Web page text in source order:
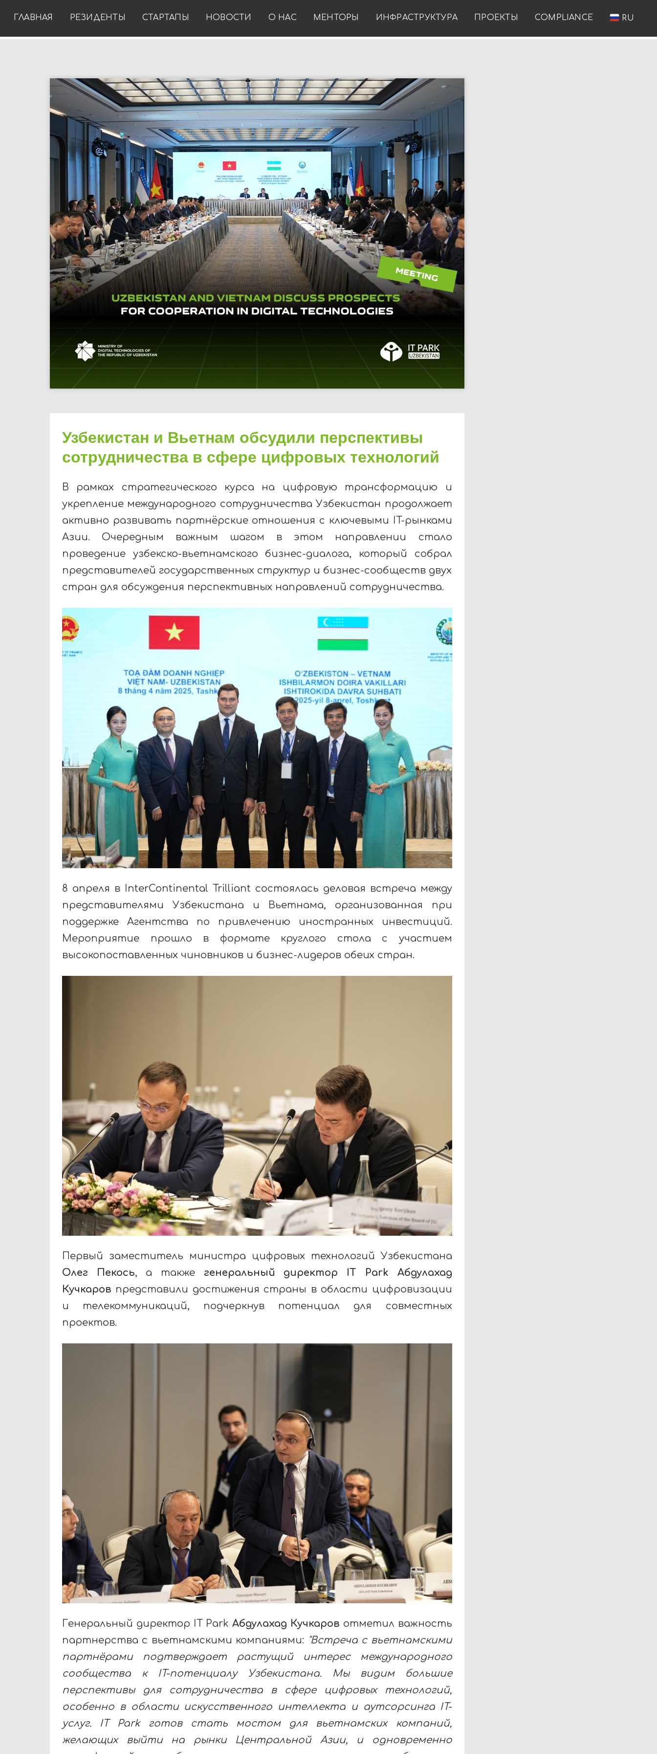
ГЛАВНАЯ РЕЗИДЕНТЫ СТАРТАПЫ НОВОСТИ О НАС МЕНТОРЫ ИНФРАСТРУКТУРА ПРОЕКТЫ COMPLIANCE RU
Узбекистан и Вьетнам обсудили перспективы
сотрудничества в сфере цифровых технологий
В рамках стратегического курса на цифровую трансформацию и
укрепление международного сотрудничества Узбекистан продолжает
активно развивать партнёрские отношения с ключевыми IT-рынками
Азии. Очередным важным шагом в этом направлении стало
проведение узбекско-вьетнамского бизнес-диалога, который собрал
представителей государственных структур и бизнес-сообществ двух
стран для обсуждения перспективных направлений сотрудничества.
8 апреля в InterContinental Trilliant состоялась деловая встреча между
представителями Узбекистана и Вьетнама, организованная при
поддержке Агентства по привлечению иностранных инвестиций.
Мероприятие прошло в формате круглого стола с участием
высокопоставленных чиновников и бизнес-лидеров обеих стран.
Первый заместитель министра цифровых технологий Узбекистана
Олег Пекось, а также генеральный директор IT Park Абдулахад
Кучкаров представили достижения страны в области цифровизации
и телекоммуникаций, подчеркнув потенциал для совместных
проектов.
Генеральный директор IT ParkАбдулахад Кучкаров отметил важность
партнерства с вьетнамскими компаниями: "Встреча с вьетнамскими
партнёрами подтверждает растущий интерес международного
сообщества к IT-потенциалу Узбекистана. Мы видим большие
перспективы для сотрудничества в сфере цифровых технологий,
особенно в области искусственного интеллекта и аутсорсинга IT-
услуг. IT Park готов стать мостом для вьетнамских компаний,
желающих выйти на рынки Центральной Азии, и одновременно